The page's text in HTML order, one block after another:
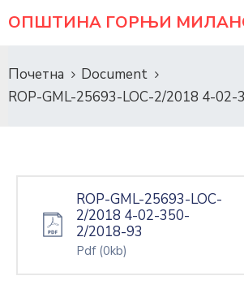
ОПШТИНА ГОРЊИ
Почетна
Document
ROP-GML-25693-LOC-2/2018 4-
ROP-GML-25693-LOC-
2/2018 4-02-350-
2/2018-93
Pdf (0kb)